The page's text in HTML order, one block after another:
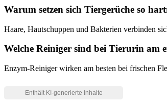
Warum setzen sich Tiergerüche so
Haare, Hautschuppen und Bakterien verbinden
Welche Reiniger sind bei Tierurin am
Enzym-Reiniger wirken am besten bei frischen